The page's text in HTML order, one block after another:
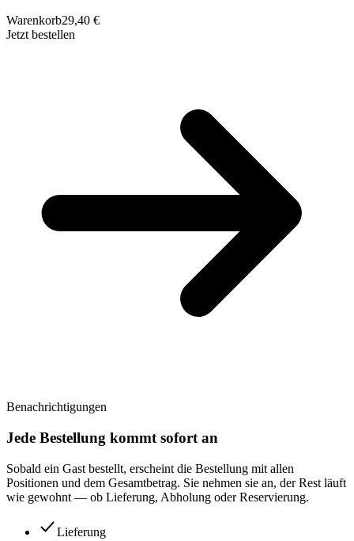
Warenkorb29,40 €
Jetzt bestellen
Benachrichtigungen
Jede Bestellung kommt sofort an
Sobald ein Gast bestellt, erscheint die Bestellung mit allen
Positionen und dem Gesamtbetrag. Sie nehmen sie an, der Rest läuft
wie gewohnt — ob Lieferung, Abholung oder Reservierung.
Lieferung